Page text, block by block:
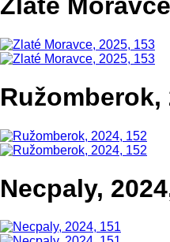
Zlaté
Ružomberok,
Necpaly,